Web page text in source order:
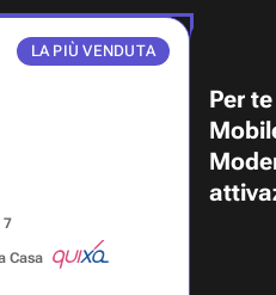
LA PIÙ VENDUTA
7
Casa
Per